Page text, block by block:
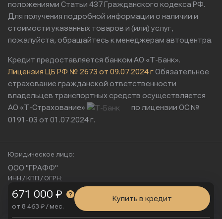
671 000 ₽
от 8 463 ₽ / мес.
Купить в кредит
положениями Статьи 437 Гражданского кодекса РФ.
Для получения подробной информации о наличии и
стоимости указанных товаров и (или) услуг,
пожалуйста, обращайтесь к менеджерам автоцентра.
Кредит предоставляется банком АО «Т-Банк».
Лицензия ЦБ РФ № 2673 от 09.07.2024 гОбязательное
страхование гражданской ответственности
владельцев транспортных средств осуществляется
АО «Т-Страхование»
по лицензии ОС №
0191-03 от 01.07.2024 г.
Юридическое лицо:
ООО "ГРАФФ"
ИНН / КПП / ОГРН:
9724221770 / 772401001 / 1257700252028
Юридический адрес:
115230, Россия, г. Москва, ул. Нагатинская, д. 2, п. 16/2